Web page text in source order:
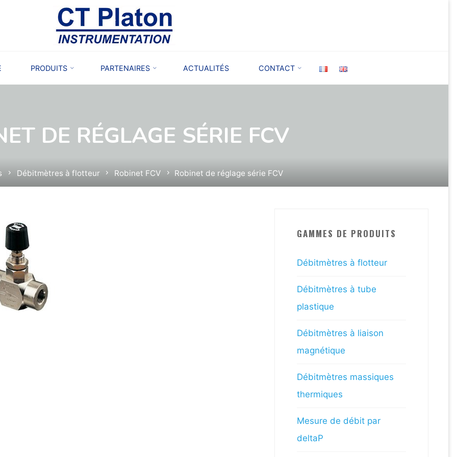
PRODUITS PARTENAIRES ACTUALITÉS CONTACT
DE RÉGLAGE SÉRIE FCV
Débitmètres à flotteur Robinet FCV Robinet de réglage série FCV
GAMMES DE PRODUITS
Débitmètres à flotteur
Débitmètres à tube
plastique
Débitmètres à liaison
magnétique
Débitmètres massiques
thermiques
Mesure de débit par
deltaP